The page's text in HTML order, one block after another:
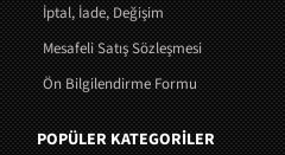
İptal, İade, Değişim
Mesafeli Satış Sözleşmesi
Ön Bilgilendirme Formu
POPÜLER KATEGORİLER